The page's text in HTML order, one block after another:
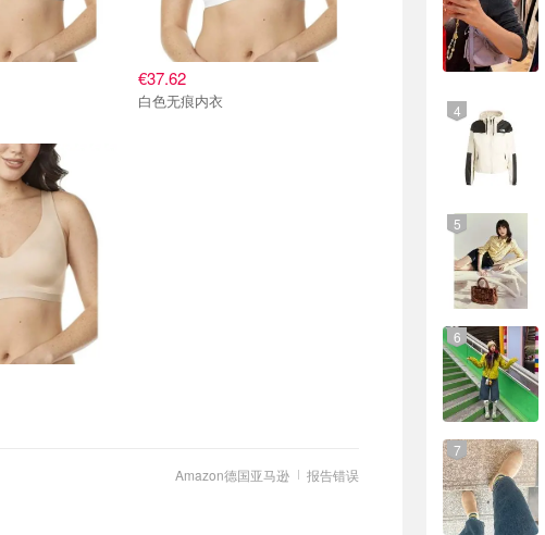
€37.62
白色无痕内衣
报告错误
Amazon德国亚马逊